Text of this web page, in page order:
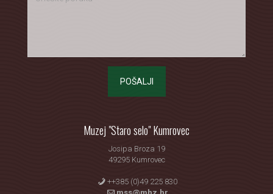
POŠALJI
Muzej "Staro selo" Kumrovec
Josipa Broza 19
49295 Kumrovec
++385 (0)49 225 830